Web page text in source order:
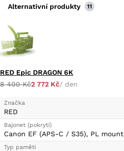
Alternativní produkty 11
RED Epic DRAGON 6K
8 400 Kč2 772 Kč/ den
Značka
RED
Bajonet (pokrytí)
Canon EF (APS-C / S35), PL mount
Typ paměti